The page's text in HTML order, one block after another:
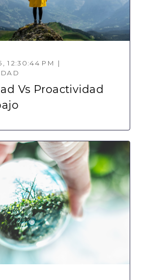
12:30:44 PM |
Vs Proactividad